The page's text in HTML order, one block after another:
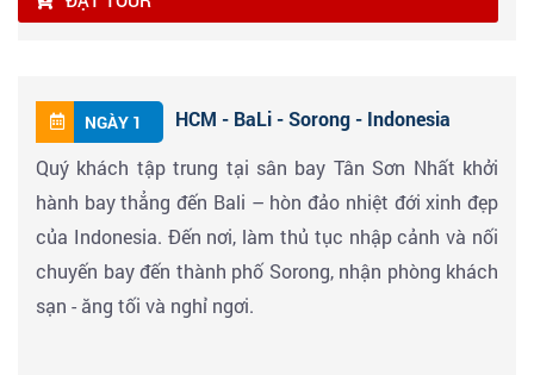
NGÀY 1
HCM - BaLi - Sorong - Indonesia
Quý khách tập trung tại sân bay Tân Sơn Nhất khởi
hành bay thẳng đến Bali – hòn đảo nhiệt đới xinh đẹp
của Indonesia. Đến nơi, làm thủ tục nhập cảnh và nối
chuyến bay đến thành phố Sorong, nhận phòng khách
sạn - ăng tối và nghỉ ngơi.